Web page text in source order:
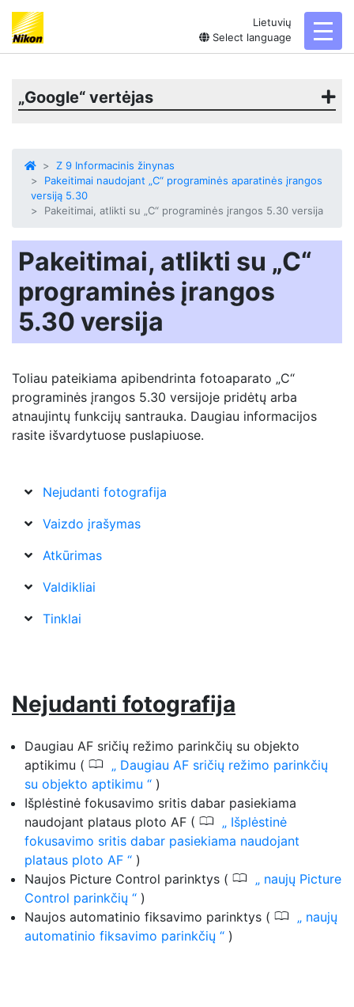
Lietuvių
Select language
„Google“ vertėjas
Z 9 Informacinis žinynas
Pakeitimai naudojant „C“ programinės aparatinės įrangos
versiją 5.30
Pakeitimai, atlikti su „C“ programinės įrangos 5.30 versija
Pakeitimai, atlikti su „C“
programinės įrangos
5.30 versija
Toliau pateikiama apibendrinta fotoaparato „C“
programinės įrangos 5.30 versijoje pridėtų arba
atnaujintų funkcijų santrauka. Daugiau informacijos
rasite išvardytuose puslapiuose.
Nejudanti fotografija
Vaizdo įrašymas
Atkūrimas
Valdikliai
Tinklai
Nejudanti fotografija
Daugiau AF sričių režimo parinkčių su objekto
aptikimu ( 0
Daugiau AF sričių režimo parinkčių
su objekto aptikimu
)
Išplėstinė fokusavimo sritis dabar pasiekiama
naudojant plataus ploto AF ( 0
Išplėstinė
fokusavimo sritis dabar pasiekiama naudojant
plataus ploto AF
)
Naujos Picture Control parinktys ( 0
naujų Picture
Control parinkčių
)
Naujos automatinio fiksavimo parinktys ( 0
naujų
automatinio fiksavimo parinkčių
)